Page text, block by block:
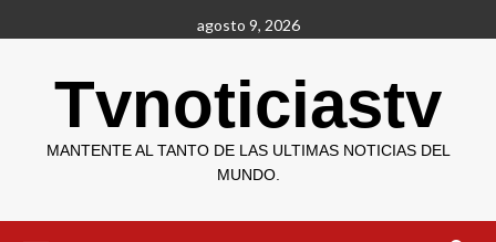
al
agosto 9, 2026
Tvnoticiastv
MANTENTE AL TANTO DE LAS ULTIMAS NOTICIAS DEL
MUNDO.